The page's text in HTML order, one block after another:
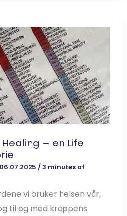
– en Life
06.07.2025 /3 minutes of
vi bruker helsen vår,
til og med kroppens